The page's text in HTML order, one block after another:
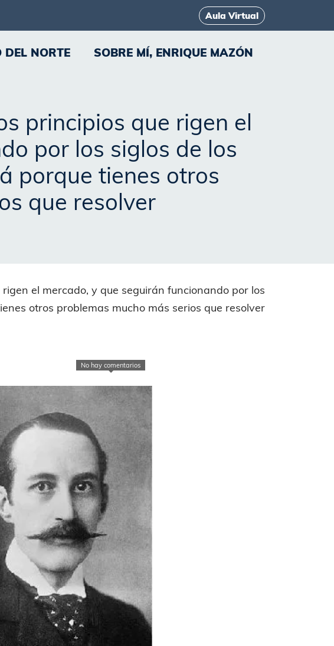
Aula Virtual
DEL NORTE SOBRE MÍ, ENRIQUE MAZÓN
principios que rigen el
por los siglos de los
porque tienes otros
que resolver
el mercado, y que seguirán funcionando por los
otros problemas mucho más serios que resolver
No hay comentarios